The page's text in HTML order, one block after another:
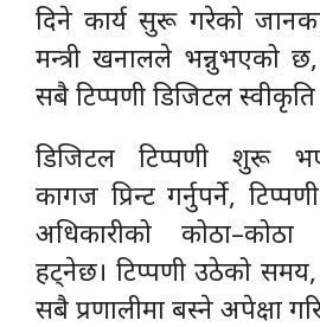
दिने कार्य सुरू गरेको
मन्त्री खनालले भन्नुभएको
सबै टिप्पणी डिजिटल
डिजिटल टिप्पणी शुरू
कागज प्रिन्ट गर्नुपर्ने,
अधिकारीको कोठा–कोठा
हट्नेछ। टिप्पणी उठेको
सबै प्रणालीमा बस्ने अपेक्षा